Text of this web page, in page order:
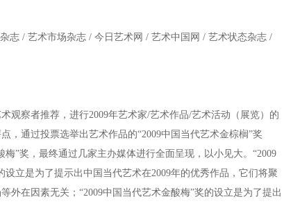
志 / 艺术市场杂志 / 今日艺术网 / 艺术中国网 / 艺术状态杂志 /
观察者推荐，进行2009年艺术家/艺术作品/艺术活动（展览）的
，通过投票选举出艺术作品的“2009中国当代艺术金棕榈”奖
梅”奖，最终通过几家主办媒体进行全面呈现，以小见大。“2009
设立是为了提示出中国当代艺术在2009年的优秀作品，它们将聚
外在因素无关；“2009中国当代艺术金酸梅”奖的设立是为了提出